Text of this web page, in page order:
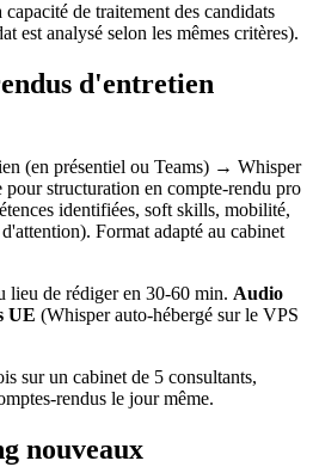
de traitement des candidats
est analysé selon les mêmes critères).
d'entretien
(en présentiel ou Teams) → Whisper
structuration en compte-rendu pro
identifiées, soft skills, mobilité,
Format adapté au cabinet
lieu de rédiger en 30-60 min. Audio
UE (Whisper auto-hébergé sur le VPS
sur un cabinet de 5 consultants,
rendus le jour même.
nouveaux